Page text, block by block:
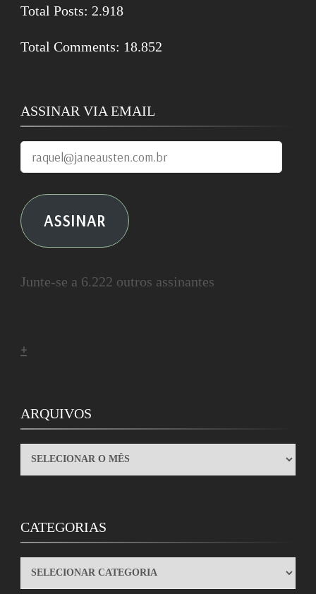
Total Posts: 2.918
Total Comments: 18.852
ASSINAR VIA EMAIL
raquel@janeausten.com.br
ASSINAR
Junte-se a 6.222 outros assinantes
+
ARQUIVOS
ARQUIVOS
CATEGORIAS
CATEGORIAS